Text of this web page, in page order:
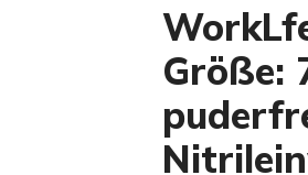
Größe: